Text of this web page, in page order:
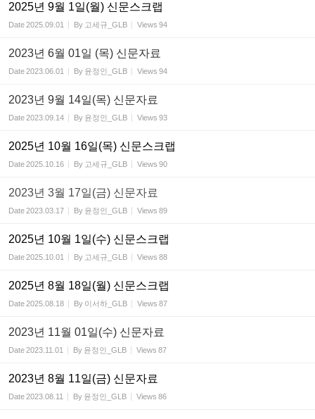
2025년 9월 1일(월) 신문스크랩
Date2025.09.01 By 고세규_GLB Views 94
2023년 6월 01일 (목) 신문자료
Date2023.06.01 By 윤정인_GLB Views 94
2023년 9월 14일(목) 신문자료
Date2023.09.14 By 윤정인_GLB Views 93
2025년 10월 16일(목) 신문스크랩
Date2025.10.16 By 고세규_GLB Views 90
2023년 3월 17일(금) 신문자료
Date2023.03.17 By 윤정인_GLB Views 89
2025년 10월 1일(수) 신문스크랩
Date2025.10.01 By 고세규_GLB Views 88
2025년 8월 18일(월) 신문스크랩
Date2025.08.18 By 이서하_GLB Views 87
2023년 11월 01일(수) 신문자료
Date2023.11.01 By 윤정인_GLB Views 87
2023년 8월 11일(금) 신문자료
Date2023.08.11 By 윤정인_GLB Views 86